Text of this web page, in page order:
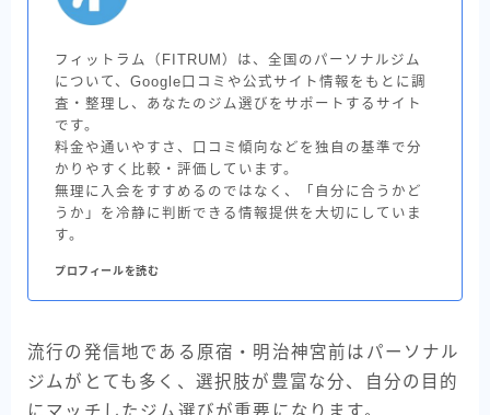
フィットラム（FITRUM）は、全国のパーソナルジム
について、Google口コミや公式サイト情報をもとに調
査・整理し、あなたのジム選びをサポートするサイト
です。
料金や通いやすさ、口コミ傾向などを独自の基準で分
かりやすく比較・評価しています。
無理に入会をすすめるのではなく、「自分に合うかど
うか」を冷静に判断できる情報提供を大切にしていま
す。
プロフィールを読む
流行の発信地である原宿・明治神宮前はパーソナル
ジムがとても多く、選択肢が豊富な分、自分の目的